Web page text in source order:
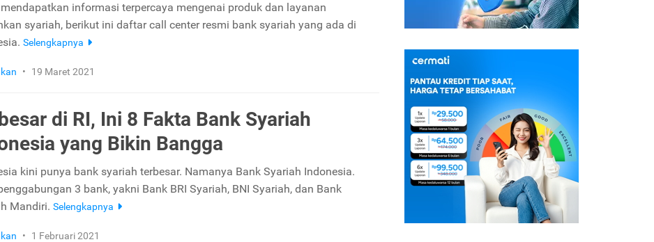
informasi terpercaya mengenai produk dan layanan
syariah, berikut ini daftar call center resmi bank syariah yang ada di
Selengkapnya
• 19 Maret 2021
di RI, Ini 8 Fakta Bank Syariah
yang Bikin Bangga
kini punya bank syariah terbesar. Namanya Bank Syariah Indonesia.
3 bank, yakni Bank BRI Syariah, BNI Syariah, dan Bank
Mandiri. Selengkapnya
• 1 Februari 2021